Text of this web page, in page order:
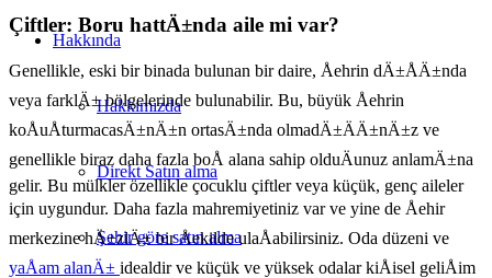
Hakkında
Hakkımızda
Direkt Satın alma
Şehir göre satın alma
Çiftler: Boru hattÄ±nda aile mi var?
Genellikle, eski bir binada bulunan bir daire, Åehrin dÄ±ÅÄ±nda
veya farklÄ± bölgelerinde bulunabilir. Bu, büyük Åehrin
koÅuÅturmacasÄ±nÄ±n ortasÄ±nda olmadÄ±ÄÄ±nÄ±z ve
genellikle biraz daha fazla boÅ alana sahip olduÄunuz anlamÄ±na
gelir. Bu mülkler özellikle çocuklu çiftler veya küçük, genç aileler
için uygundur. Daha fazla mahremiyetiniz var ve yine de Åehir
merkezine hÄ±zlÄ± bir Åekilde ulaÅabilirsiniz. Oda düzeni ve
yaÅam alanÄ± idealdir ve küçük ve yüksek odalar kiÅisel geliÅim